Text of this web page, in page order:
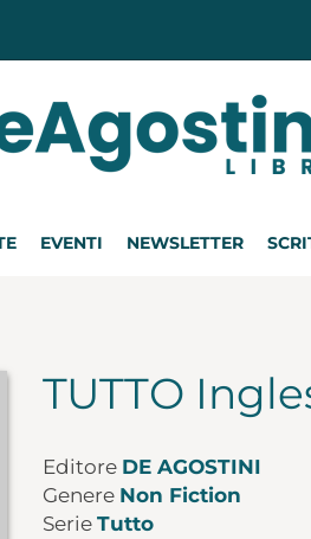
EVENTI NEWSLETTER
TUTTO
Editore DE AGOSTINI
Genere Non Fiction
Serie Tutto